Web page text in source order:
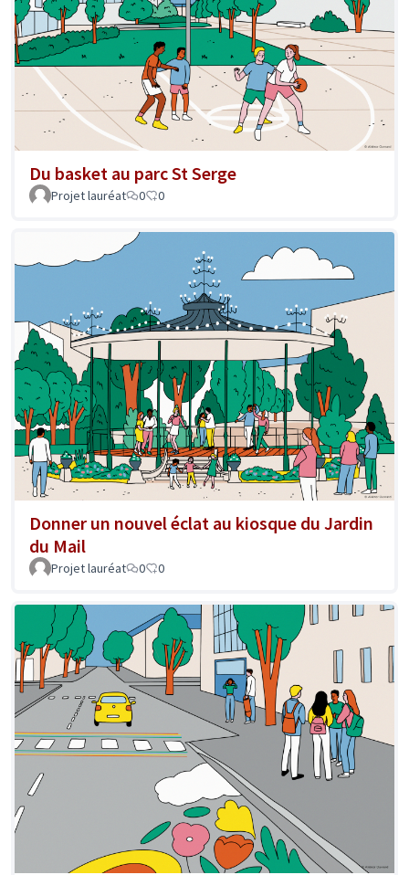
Du basket au parc St Serge
Projet lauréat 0 0
Donner un nouvel éclat au kiosque du Jardin
du Mail
Projet lauréat 0 0